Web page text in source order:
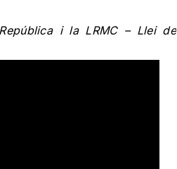
i la LRMC – Llei de